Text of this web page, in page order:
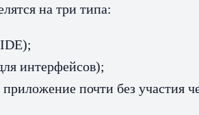
на три типа:
интерфейсов);
приложение почти без участия